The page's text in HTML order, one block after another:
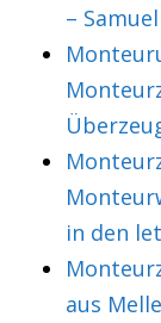
–
in den
aus Melle